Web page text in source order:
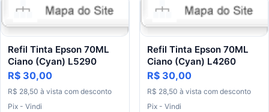
Refil Tinta Epson 70ML
Ciano (Cyan) L5290
R$ 30,00
R$ 28,50 à vista com desconto
Pix - Vindi
Refil Tinta Epson 70ML
Ciano (Cyan) L4260
R$ 30,00
R$ 28,50 à vista com desconto
Pix - Vindi